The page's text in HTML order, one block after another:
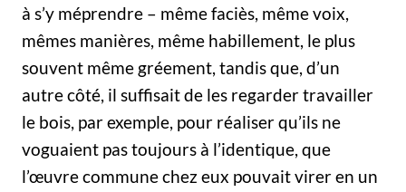
à s’y méprendre – même faciès, même voix,
mêmes manières, même habillement, le plus
souvent même gréement, tandis que, d’un
autre côté, il suffisait de les regarder travailler
le bois, par exemple, pour réaliser qu’ils ne
voguaient pas toujours à l’identique, que
l’œuvre commune chez eux pouvait virer en un